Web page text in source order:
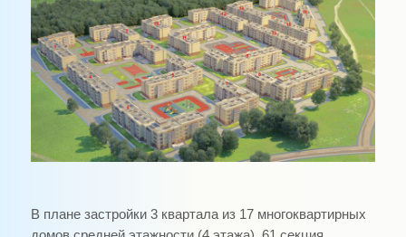
В плане застройки 3 квартала из 17 многоквартирных